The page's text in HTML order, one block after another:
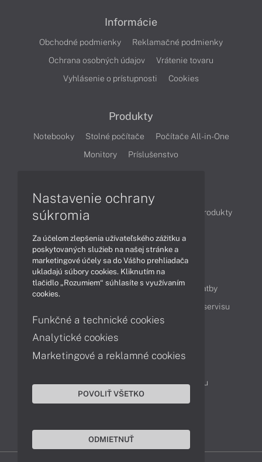
Informácie
Obchodné podmienky
Reklamačné podmienky
Ochrana osobných údajov
Vrátenie tovaru
Vyhlásenie o prístupnosti
Cookies
Produkty
Notebooky Stolné počítače
Počítače All-in-One
Monitory
Príslušenstvo
Články
Obchodné informácie
Produkty
Obsah
Ako nakupovať
Možnosti doručenia a platby
Cenník servisu
Kontakty
Servisné oddelenie
Reklamácia tovaru
Nastavenie ochrany
súkromia
Za účelom zlepšenia užívateľského zážitku a
poskytovaných služieb na našej stránke a
marketingové účely sa do Vášho prehliadača
ukladajú súbory cookies. Kliknutím na
tlačidlo „Rozumiem“ súhlasíte s využívaním
cookies.
Funkčné a technické cookies
Analytické cookies
Marketingové a reklamné cookies
POVOLIŤ VŠETKO
ODMIETNUŤ